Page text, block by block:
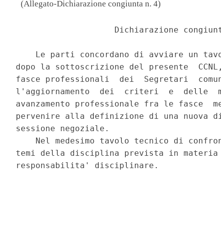
(Allegato-Dichiarazione congiunta n. 4)
Dichiarazione
Le parti concordano di avviare un
dopo la sottoscrizione del presente
fasce professionali  dei  Segretari
l'aggiornamento  dei  criteri  e  delle
avanzamento professionale fra le fasce
pervenire alla definizione di una nuova
sessione negoziale.
Nel medesimo tavolo tecnico di
temi della disciplina prevista in